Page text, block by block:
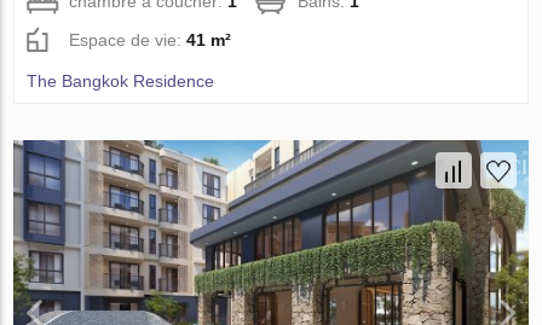
Espace de vie:41 m²
The Bangkok Residence